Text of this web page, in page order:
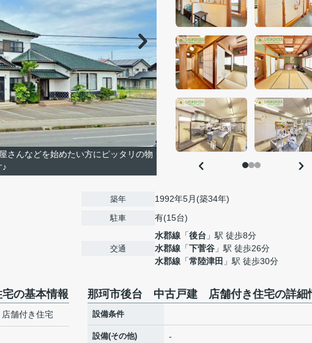
さんなどを始めたい方にピッタリの物
♪
築年 1992年5月(築34年)
駐車 有(15台)
交通
水郡線 「後台 」駅 徒歩8分
水郡線 「下菅谷 」駅 徒歩26分
水郡線 「常陸津田 」駅 徒歩30分
の基本情報
舗付き住宅
那珂市後台 中古戸建 店舗付き住宅の詳細
設備条件
設備(その他) -